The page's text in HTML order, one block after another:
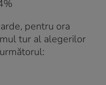
pentru ora
tur al alegerilor